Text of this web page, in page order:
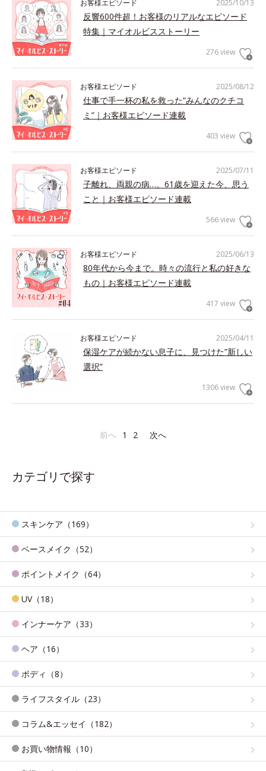
2025/10/13
お客様エピソード
反響600件超！お客様のリアルなエピソード
特集｜マイオルビスストーリー
276 view
2025/08/12
お客様エピソード
仕事で手一杯の私を救った“みんなのクチコ
ミ”｜お客様エピソード連載
403 view
2025/07/11
お客様エピソード
子離れ、両親の病…。61歳を迎えた今、思う
こと｜お客様エピソード連載
566 view
2025/06/13
お客様エピソード
80年代から今まで。時々の流行と私の好きな
もの｜お客様エピソード連載
417 view
2025/04/11
お客様エピソード
保湿ケアが続かない息子に、見つけた”新しい
選択”
1306 view
前へ 1 2 次へ
カテゴリで探す
スキンケア（169）
ベースメイク（52）
ポイントメイク（64）
UV（18）
インナーケア（33）
ヘア（16）
ボディ（8）
ライフスタイル（23）
コラム&エッセイ（182）
お買い物情報（10）